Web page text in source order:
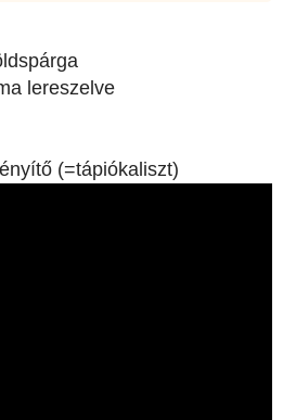
lereszelve
(=tápiókaliszt)